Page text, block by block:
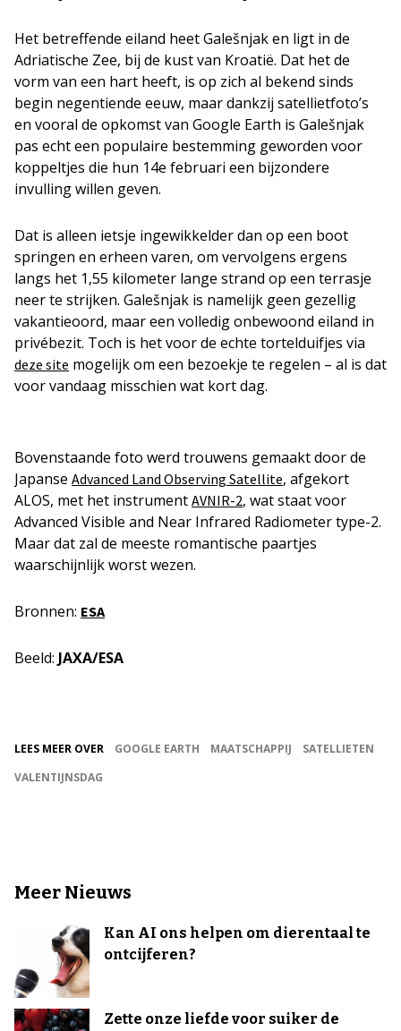
Het betreffende eiland heet Galešnjak en ligt in de
Adriatische Zee, bij de kust van Kroatië. Dat het de
vorm van een hart heeft, is op zich al bekend sinds
begin negentiende eeuw, maar dankzij satellietfoto’s
en vooral de opkomst van Google Earth is Galešnjak
pas echt een populaire bestemming geworden voor
koppeltjes die hun 14e februari een bijzondere
invulling willen geven.
Dat is alleen ietsje ingewikkelder dan op een boot
springen en erheen varen, om vervolgens ergens
langs het 1,55 kilometer lange strand op een terrasje
neer te strijken. Galešnjak is namelijk geen gezellig
vakantieoord, maar een volledig onbewoond eiland in
privébezit. Toch is het voor de echte tortelduifjes via
deze site mogelijk om een bezoekje te regelen – al is dat
voor vandaag misschien wat kort dag.
Bovenstaande foto werd trouwens gemaakt door de
Japanse Advanced Land Observing Satellite, afgekort
ALOS, met het instrument AVNIR-2, wat staat voor
Advanced Visible and Near Infrared Radiometer type-2.
Maar dat zal de meeste romantische paartjes
waarschijnlijk worst wezen.
Bronnen: ESA
Beeld: JAXA/ESA
LEES MEER OVER GOOGLE EARTH MAATSCHAPPIJ
SATELLIETEN
VALENTIJNSDAG
Meer Nieuws
Kan AI ons helpen om dierentaal te
ontcijferen?
Zette onze liefde voor suiker de